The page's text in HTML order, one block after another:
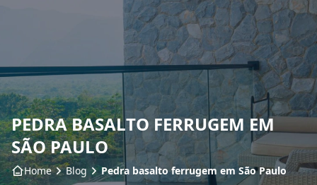
Home
Sobre nós
Produtos
Insumos
PEDRA BASALTO FERRUGEM EM
SÃO PAULO
Home Blog Pedra basalto ferrugem em São Paulo